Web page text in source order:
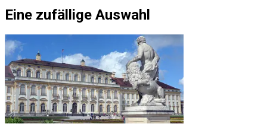
Eine zufällige Auswahl